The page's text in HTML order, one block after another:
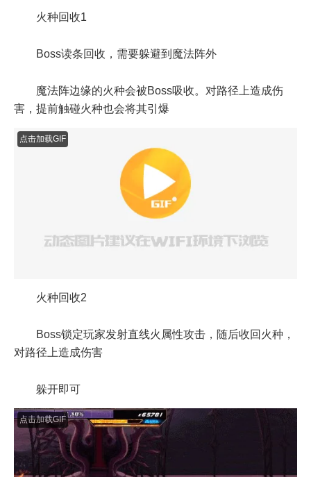
火种回收1
Boss读条回收，需要躲避到魔法阵外
魔法阵边缘的火种会被Boss吸收。对路径上造成伤
害，提前触碰火种也会将其引爆
点击加载GIF
Boss锁定玩家发射直线火属性攻击，随后收回火种，
点击加载GIF